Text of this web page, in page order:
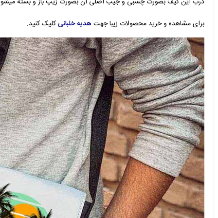
برای مشاهده و خرید محصولات زیبا جهت هدیه خلبانیکلیک کنید.